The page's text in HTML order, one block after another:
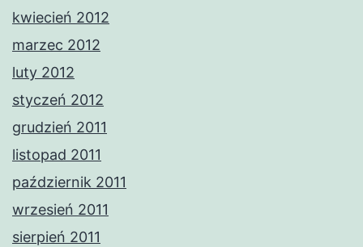
kwiecień 2012
marzec 2012
luty 2012
styczeń 2012
grudzień 2011
listopad 2011
październik 2011
wrzesień 2011
sierpień 2011